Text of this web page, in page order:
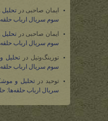
ایمان صاحبی در
سوم سریال ارباب
ایمان صاحبی در
سوم سریال ارباب
تورینگ‌وتیل در تحلیل
سوم سریال ارباب
توحید درتحلیل و
سریال ارباب حلقه‌ها: